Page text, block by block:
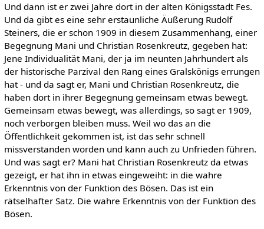
Und dann ist er zwei Jahre dort in der alten Königsstadt Fes.
Und da gibt es eine sehr erstaunliche Äußerung Rudolf
Steiners, die er schon 1909 in diesem Zusammenhang, einer
Begegnung Mani und Christian Rosenkreutz, gegeben hat:
Jene Individualität Mani, der ja im neunten Jahrhundert als
der historische Parzival den Rang eines Gralskönigs errungen
hat - und da sagt er, Mani und Christian Rosenkreutz, die
haben dort in ihrer Begegnung gemeinsam etwas bewegt.
Gemeinsam etwas bewegt, was allerdings, so sagt er 1909,
noch verborgen bleiben muss. Weil wo das an die
Öffentlichkeit gekommen ist, ist das sehr schnell
missverstanden worden und kann auch zu Unfrieden führen.
Und was sagt er? Mani hat Christian Rosenkreutz da etwas
gezeigt, er hat ihn in etwas eingeweiht: in die wahre
Erkenntnis von der Funktion des Bösen. Das ist ein
rätselhafter Satz. Die wahre Erkenntnis von der Funktion des
Bösen.